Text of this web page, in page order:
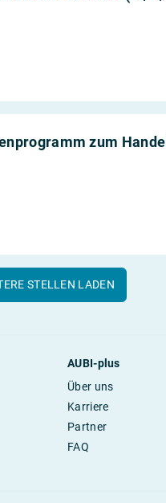
zum
STELLEN LADEN
AUBI-plus
Über uns
Karriere
Partner
FAQ